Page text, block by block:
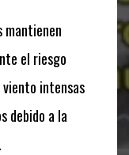
mantienen
el riesgo
intensas
debido a la